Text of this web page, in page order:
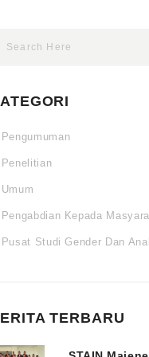
Pengumuman
Penelitian
Umum
Pengabdian Kepada
Pusat Studi Gender Dan
TERBARU